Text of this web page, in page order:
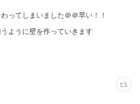
ってしまいました＠＠早い！！
ように壁を作っていきます